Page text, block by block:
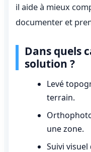
il aide à mieux
documenter et
Dans quels
solution ?
Levé
terrain.
une zone.
Suivi